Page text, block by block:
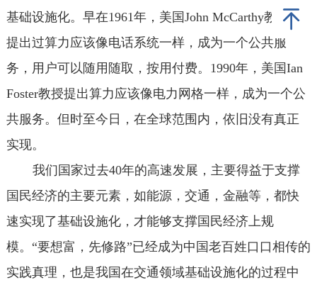
基础设施化。早在1961年，美国John McCarthy教授便
提出过算力应该像电话系统一样，成为一个公共服
务，用户可以随用随取，按用付费。1990年，美国Ian
Foster教授提出算力应该像电力网格一样，成为一个公
共服务。但时至今日，在全球范围内，依旧没有真正
实现。
我们国家过去40年的高速发展，主要得益于支撑
国民经济的主要元素，如能源，交通，金融等，都快
速实现了基础设施化，才能够支撑国民经济上规
模。“要想富，先修路”已经成为中国老百姓口口相传的
实践真理，也是我国在交通领域基础设施化的过程中